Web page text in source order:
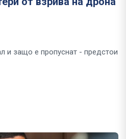
и защо е пропуснат - предстои